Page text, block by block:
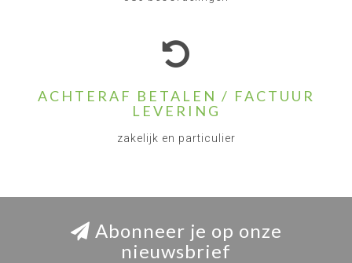
ACHTERAF BETALEN / FACTUUR
LEVERING
zakelijk en particulier
Abonneer je op onze
nieuwsbrief